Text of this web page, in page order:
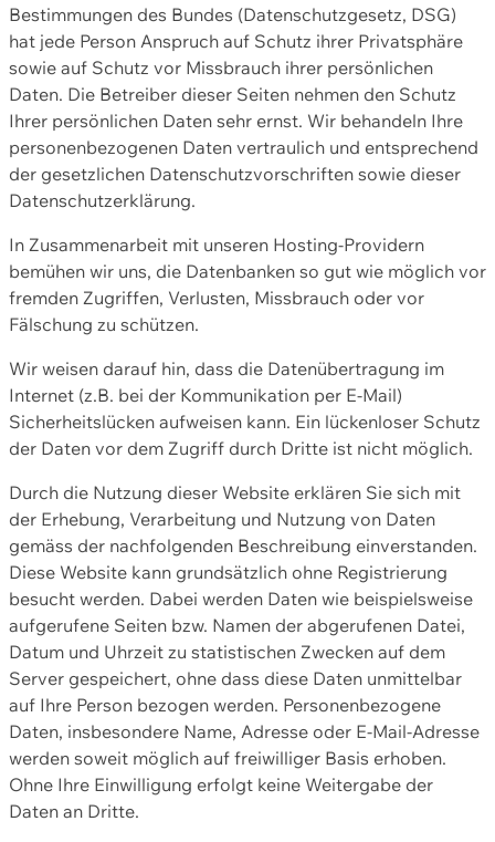
Bestimmungen des Bundes (Datenschutzgesetz, DSG)
hat jede Person Anspruch auf Schutz ihrer Privatsphäre
sowie auf Schutz vor Missbrauch ihrer persönlichen
Daten. Die Betreiber dieser Seiten nehmen den Schutz
Ihrer persönlichen Daten sehr ernst. Wir behandeln Ihre
personenbezogenen Daten vertraulich und entsprechend
der gesetzlichen Datenschutzvorschriften sowie dieser
Datenschutzerklärung.
In Zusammenarbeit mit unseren Hosting-Providern
bemühen wir uns, die Datenbanken so gut wie möglich vor
fremden Zugriffen, Verlusten, Missbrauch oder vor
Fälschung zu schützen.
Wir weisen darauf hin, dass die Datenübertragung im
Internet (z.B. bei der Kommunikation per E-Mail)
Sicherheitslücken aufweisen kann. Ein lückenloser Schutz
der Daten vor dem Zugriff durch Dritte ist nicht möglich.
Durch die Nutzung dieser Website erklären Sie sich mit
der Erhebung, Verarbeitung und Nutzung von Daten
gemäss der nachfolgenden Beschreibung einverstanden.
Diese Website kann grundsätzlich ohne Registrierung
besucht werden. Dabei werden Daten wie beispielsweise
aufgerufene Seiten bzw. Namen der abgerufenen Datei,
Datum und Uhrzeit zu statistischen Zwecken auf dem
Server gespeichert, ohne dass diese Daten unmittelbar
auf Ihre Person bezogen werden. Personenbezogene
Daten, insbesondere Name, Adresse oder E-Mail-Adresse
werden soweit möglich auf freiwilliger Basis erhoben.
Ohne Ihre Einwilligung erfolgt keine Weitergabe der
Daten an Dritte.